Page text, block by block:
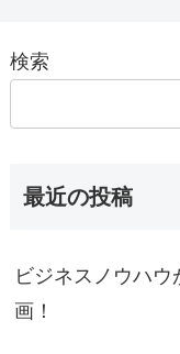
検索
最近の投稿
ビジネスノウハ
画！